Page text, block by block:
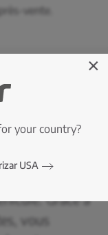
vente.
de
Grâce à
vous
×
your country?
USA